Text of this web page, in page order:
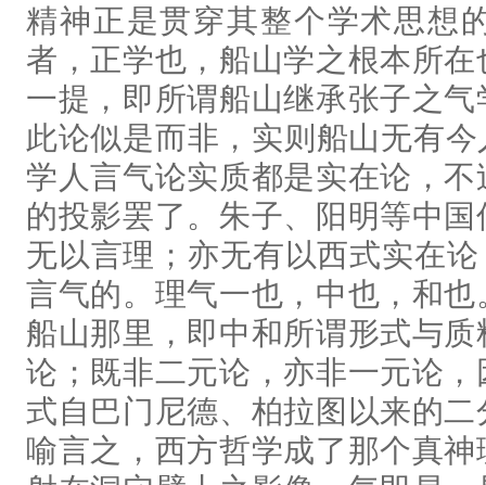
精神正是贯穿其整个学术思想
者，正学也，船山学之根本所
一提，即所谓船山继承张子之
此论似是而非，实则船山无有
学人言气论实质都是实在论，
的投影罢了。朱子、阳明等中
无以言理；亦无有以西式实在
言气的。理气一也，中也，和
船山那里，即中和所谓形式与
论；既非二元论，亦非一元论
式自巴门尼德、柏拉图以来的
喻言之，西方哲学成了那个真